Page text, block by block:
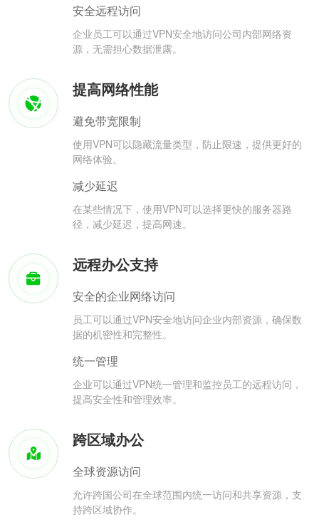
安全远程访问
企业员工可以通过VPN安全地访问公司内部网络资
源，无需担心数据泄露。
提高网络性能
避免带宽限制
使用VPN可以隐藏流量类型，防止限速，提供更好的
网络体验。
减少延迟
在某些情况下，使用VPN可以选择更快的服务器路
径，减少延迟，提高网速。
远程办公支持
安全的企业网络访问
员工可以通过VPN安全地访问企业内部资源，确保数
据的机密性和完整性。
统一管理
企业可以通过VPN统一管理和监控员工的远程访问，
提高安全性和管理效率。
跨区域办公
全球资源访问
允许跨国公司在全球范围内统一访问和共享资源，支
持跨区域协作。